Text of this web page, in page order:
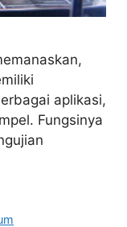
aplikasi,
Fungsinya